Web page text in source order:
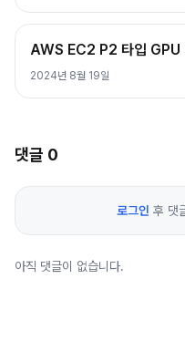
AWS EC2 P2 타입 GPU
2024년 8월 19일
댓글 0
로그인 후 댓
아직 댓글이 없습니다.